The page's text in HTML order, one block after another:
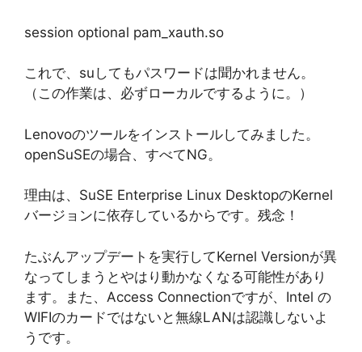
session optional pam_xauth.so
これで、suしてもパスワードは聞かれません。
（この作業は、必ずローカルでするように。）
Lenovoのツールをインストールしてみました。
openSuSEの場合、すべてNG。
理由は、SuSE Enterprise Linux DesktopのKernel
バージョンに依存しているからです。残念！
たぶんアップデートを実行してKernel Versionが異
なってしまうとやはり動かなくなる可能性があり
ます。また、Access Connectionですが、Intel の
WIFIのカードではないと無線LANは認識しないよ
うです。